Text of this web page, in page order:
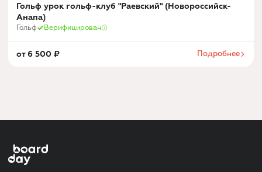
Гольф урок гольф-клуб "Раевский" (Новороссийск-
Анапа)
Гольф Верифицирован
от6 500 ₽ Подробнее